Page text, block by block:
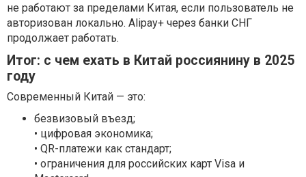
не работают за пределами Китая, если пользователь не
авторизован локально. Alipay+ через банки СНГ
продолжает работать.
Итог: с чем ехать в Китай россиянину в 2025
году
Современный Китай — это:
безвизовый въезд;
• цифровая экономика;
• QR-платежи как стандарт;
• ограничения для российских карт Visa и